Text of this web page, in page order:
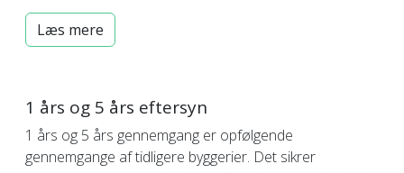
Læs mere
1 års og 5 års eftersyn
1 års og 5 års gennemgang er opfølgende
gennemgange af tidligere byggerier. Det sikrer